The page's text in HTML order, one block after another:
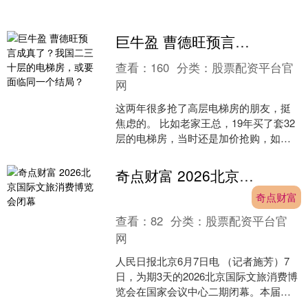
巨牛盈 曹德旺预言成真了？我国二三十层的电梯房，或要面临同一个结局？
查看： 160 分类： 股票配资平台官
网
这两年很多抢了高层电梯房的朋友，挺
焦虑的。 比如老家王总，19年买了套32
层的电梯房，当时还是加价抢购，如今
力，挂牌半年多都没....
奇点财富 2026北京国际文旅消费博览会闭幕
奇点财富
查看：82 分类： 股票配资平台官
网
人民日报北京6月7日电 （记者施芳）7
日，为期3天的2026北京国际文旅消费博
览会在国家会议中心二期闭幕。本届展